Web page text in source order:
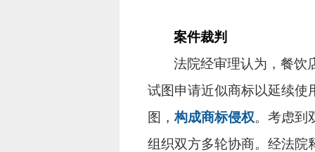
案件裁判
法院经审理认为，餐饮
试图申请近似商标以延续使
图，构成商标侵权。考虑到
组织双方多轮协商。经法院